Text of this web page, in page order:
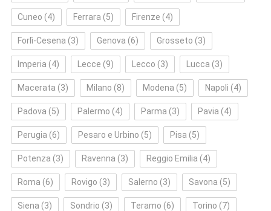
Cuneo (4) Ferrara (5) Firenze (4)
Forlì‑Cesena (3) Genova (6) Grosseto (3)
Imperia (4) Lecce (9) Lecco (3) Lucca (3)
Macerata (3) Milano (8) Modena (5) Napoli (4)
Padova (5) Palermo (4) Parma (3) Pavia (4)
Perugia (6) Pesaro e Urbino (5) Pisa (5)
Potenza (3) Ravenna (3) Reggio Emilia (4)
Roma (6) Rovigo (3) Salerno (3) Savona (5)
Siena (3) Sondrio (3) Teramo (6) Torino (7)